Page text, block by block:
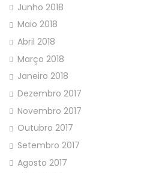
Junho 2018
Maio 2018
Abril 2018
Março 2018
Janeiro 2018
Dezembro 2017
Novembro 2017
Outubro 2017
Setembro 2017
Agosto 2017